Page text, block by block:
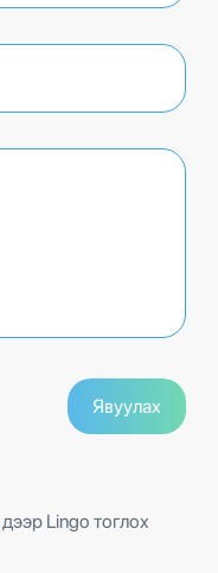
дээр Lingo тоглох